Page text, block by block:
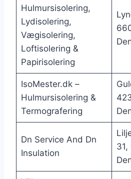
Hulmursisolering,
Lydisolering,
Vægisolering,
Loftisolering &
Papirisolering
IsoMester.dk –
Hulmursisolering &
Termografering
Dn Service And Dn
Insulation